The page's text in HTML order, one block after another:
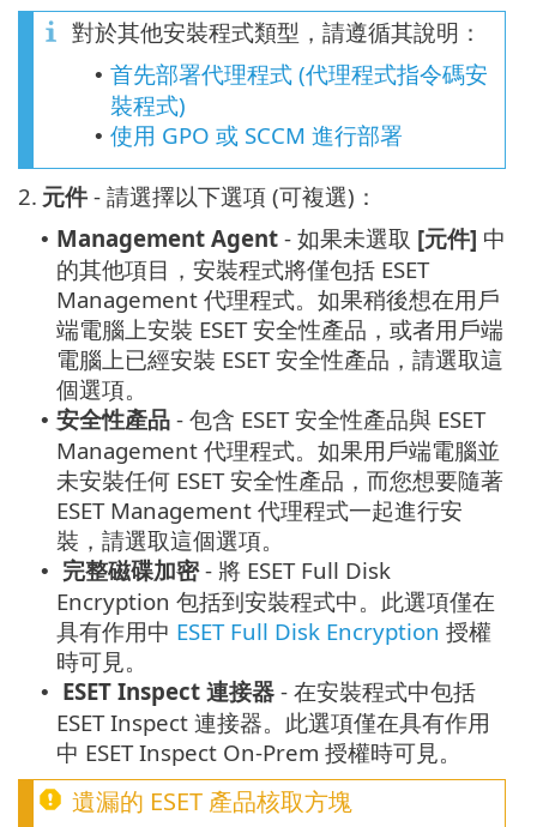
對於其他安裝程式類型，請遵循其說明：
• 首先部署代理程式 (代理程式指令碼安
裝程式)
• 使用 GPO 或 SCCM 進行部署
2. 元件 - 請選擇以下選項 (可複選)：
• Management Agent - 如果未選取 [元件] 中
的其他項目，安裝程式將僅包括 ESET
Management 代理程式。如果稍後想在用戶
端電腦上安裝 ESET 安全性產品，或者用戶端
電腦上已經安裝 ESET 安全性產品，請選取這
個選項。
• 安全性產品 - 包含 ESET 安全性產品與 ESET
Management 代理程式。如果用戶端電腦並
未安裝任何 ESET 安全性產品，而您想要隨著
ESET Management 代理程式一起進行安
裝，請選取這個選項。
• 完整磁碟加密- 將 ESET Full Disk
Encryption 包括到安裝程式中。此選項僅在
具有作用中 ESET Full Disk Encryption 授權
時可見。
• ESET Inspect 連接器 - 在安裝程式中包括
ESET Inspect 連接器。此選項僅在具有作用
中 ESET Inspect On-Prem 授權時可見。
遺漏的 ESET 產品核取方塊